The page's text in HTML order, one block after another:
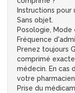
Instructions pour
Sans objet.
Posologie,
Fréquence
Prenez toujours
comprimé
médecin. En cas
votre
Prise du